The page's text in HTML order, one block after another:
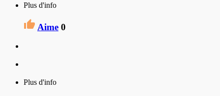
Plus d'info
Aime 0
Plus d'info